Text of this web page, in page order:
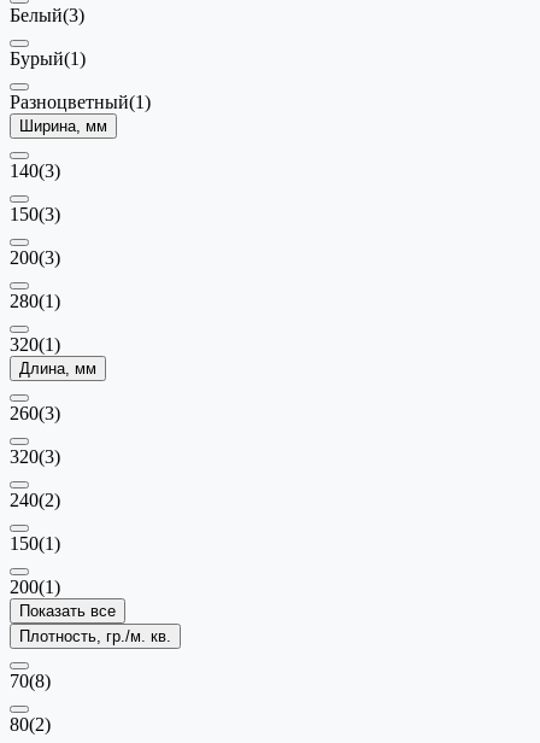
Белый(3)
Бурый(1)
Разноцветный(1)
Ширина, мм
140(3)
150(3)
200(3)
280(1)
320(1)
Длина, мм
260(3)
320(3)
240(2)
150(1)
200(1)
Показать все
Плотность, гр./м. кв.
70(8)
80(2)